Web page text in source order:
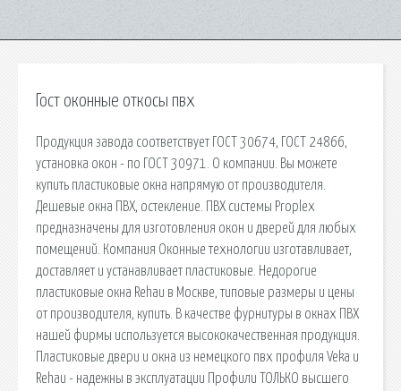
Гост оконные откосы пвх
Продукция завода соответствует ГОСТ 30674, ГОСТ 24866,
установка окон - по ГОСТ 30971. О компании. Вы можете
купить пластиковые окна напрямую от производителя.
Дешевые окна ПВХ, остекление. ПВХ системы Proplex
предназначены для изготовления окон и дверей для любых
помещений. Компания Оконные технологии изготавливает,
доставляет и устанавливает пластиковые. Недорогие
пластиковые окна Rehau в Москве, типовые размеры и цены
от производителя, купить. В качестве фурнитуры в окнах ПВХ
нашей фирмы используется высококачественная продукция.
Пластиковые двери и окна из немецкого пвх профиля Veka и
Rehau - надежны в эксплуатации Профили ТОЛЬКО высшего